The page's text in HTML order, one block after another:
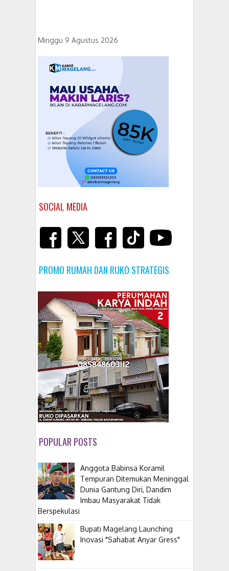
Minggu 9 Agustus 2026
SOCIAL MEDIA
PROMO RUMAH DAN RUKO STRATEGIS
POPULAR POSTS
Anggota Babinsa Koramil
Tempuran Ditemukan Meninggal
Dunia Gantung Diri, Dandim
Imbau Masyarakat Tidak
Berspekulasi
Bupati Magelang Launching
Inovasi "Sahabat Anyar Gress"